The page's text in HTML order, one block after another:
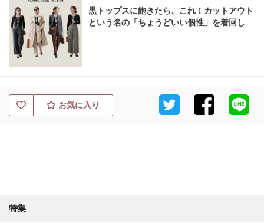
黒トップスに飽きたら、これ！カットアウト
という名の「ちょうどいい個性」を着回し
お気に入り
特集